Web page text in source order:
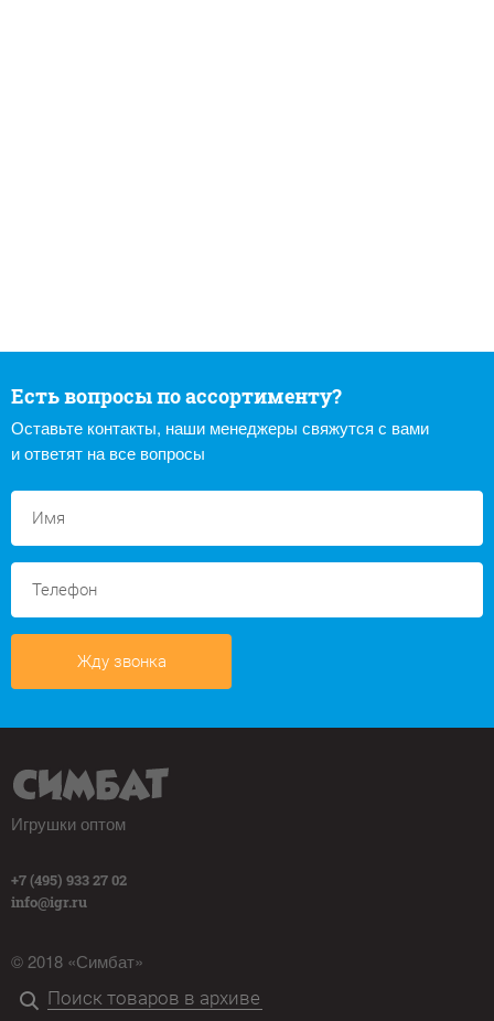
Есть вопросы по ассортименту?
Оставьте контакты, наши менеджеры свяжутся с вами
и ответят на все вопросы
Жду звонка
Игрушки оптом
+7 (495) 933 27 02
info@igr.ru
© 2018 «Симбат»